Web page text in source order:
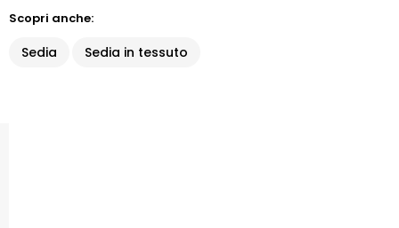
Scopri anche:
Sedia Sedia in tessuto